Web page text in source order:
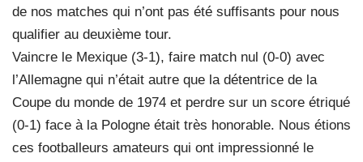
de nos matches qui n’ont pas été suffisants pour nous
qualifier au deuxième tour.
Vaincre le Mexique (3-1), faire match nul (0-0) avec
l’Allemagne qui n’était autre que la détentrice de la
Coupe du monde de 1974 et perdre sur un score étriqué
(0-1) face à la Pologne était très honorable. Nous étions
ces footballeurs amateurs qui ont impressionné le